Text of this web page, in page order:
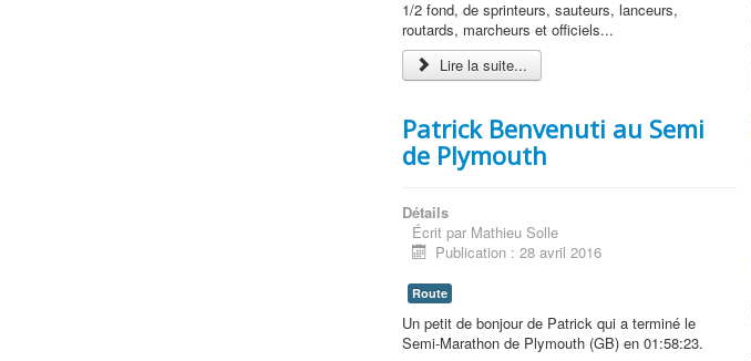
1/2 fond, de sprinteurs, sauteurs, lanceurs,
routards, marcheurs et officiels...
Lire la suite...
Patrick Benvenuti au Semi
de Plymouth
Détails
Écrit par Mathieu Solle
Publication : 28 avril 2016
Route
Un petit de bonjour de Patrick qui a terminé le
Semi-Marathon de Plymouth (GB) en 01:58:23.